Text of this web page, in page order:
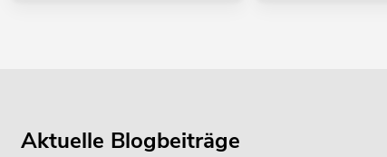
Aktuelle Blogbeiträge